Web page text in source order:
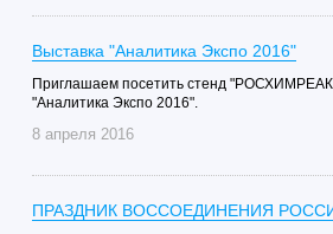
Выставка "Аналитика Экспо 2016"
Приглашаем посетить стенд
"Аналитика Экспо 2016".
8 апреля 2016
ПРАЗДНИК ВОССОЕДИНЕНИЯ